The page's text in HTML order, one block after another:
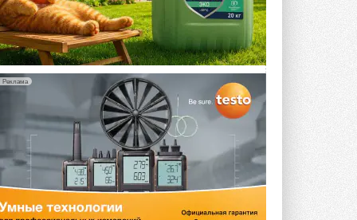
Для Арктики создали
технологию защиты
ветрогенераторов от аварий
Разработка учитывает влияние
мерзлоты, обледенения и снеговых ...
ВЧЕРА
Гибридный тепловой насос PV/T
с одним общим испарителем
Исследователи предложили
конструкцию двухисточникового ...
5 АВГУСТА 2026
21-й ежегодный форум
«ЦОД-2026»
Реклама